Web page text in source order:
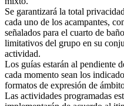
Se garantizará la total
cada uno de los acampantes,
señalados para el cuarto de
limitativos del grupo en su
actividad.
Los guías estarán al pendiente
cada momento sean los
formatos de expresión de
Las actividades programadas